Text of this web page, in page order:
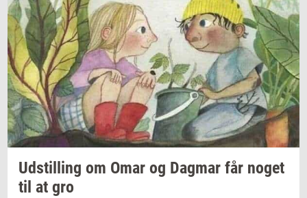
Ud­stil­ling om Omar og Dag­mar får noget
til at gro